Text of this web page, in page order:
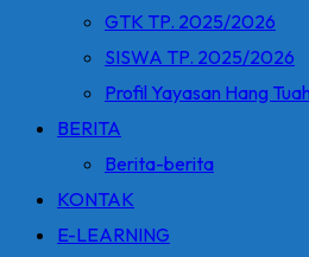
GTK TP. 2025/2026
SISWA TP. 2025/2026
Profil Yayasan Hang Tuah
BERITA
Berita-berita
KONTAK
E-LEARNING